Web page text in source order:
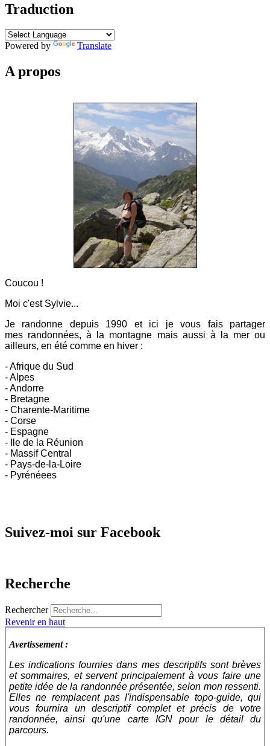
Traduction
Powered by Translate
A propos
Coucou !
Moi c'est Sylvie...
Je randonne depuis 1990 et ici je vous fais partager
mes randonnées, à la montagne mais aussi à la mer ou
ailleurs, en été comme en hiver :
- Afrique du Sud
- Alpes
- Andorre
- Bretagne
- Charente-Maritime
- Corse
- Espagne
- Ile de la Réunion
- Massif Central
- Pays-de-la-Loire
- Pyrénéees
Suivez-moi sur Facebook
Recherche
Rechercher
Revenir en haut
Avertissement :
Les indications fournies dans mes descriptifs sont brèves
et sommaires, et servent principalement à vous faire une
petite idée de la randonnée présentée, selon mon ressenti.
Elles ne remplacent pas l'indispensable topo-guide, qui
vous fournira un descriptif complet et précis de votre
randonnée, ainsi qu'une carte IGN pour le détail du
parcours.